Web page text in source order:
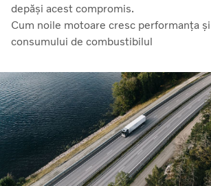
depăși acest compromis.
Cum noile motoare cresc performanța
consumului de combustibilul